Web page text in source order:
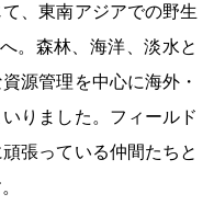
、東南アジアでの野生
。森林、海洋、淡水と
源管理を中心に海外・
りました。フィールド
張っている仲間たちと